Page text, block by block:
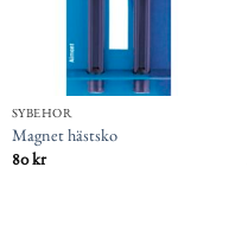
SYBEHÖR
Magnet hästsko
80kr